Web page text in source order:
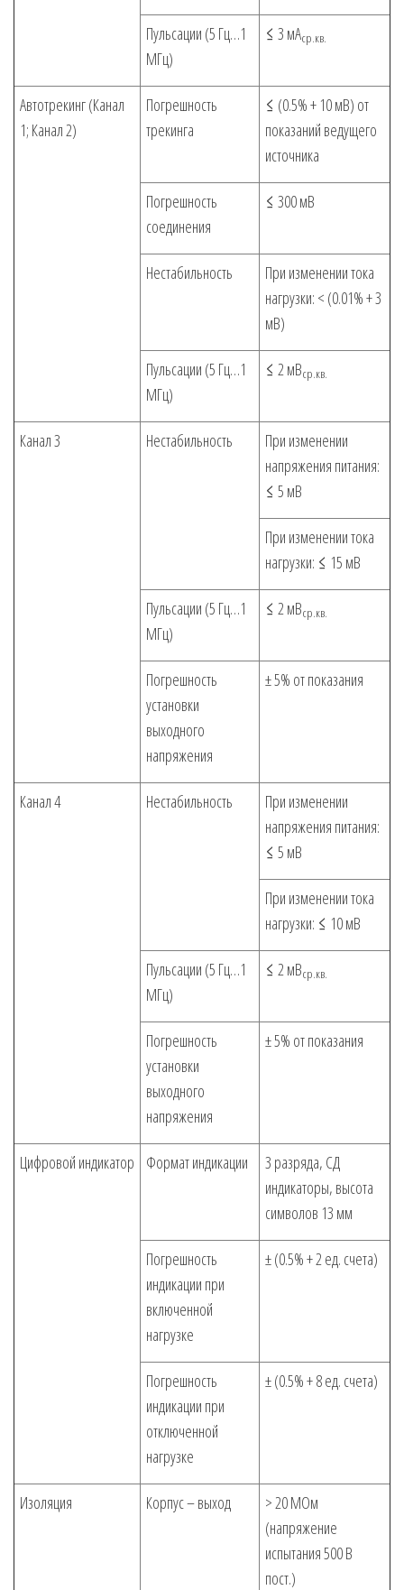
Пульсации (5 Гц…1
МГц)
≤ 3 мАср.кв.
Автотрекинг (Канал
1; Канал 2)
Погрешность
трекинга
≤ (0.5% + 10 мВ) от
показаний ведущего
источника
Погрешность
соединения
≤ 300 мВ
Нестабильность
При изменении тока
нагрузки: < (0.01% + 3
мВ)
Пульсации (5 Гц…1
МГц)
≤ 2 мВср.кв.
Канал 3 Нестабильность
При изменении
напряжения питания:
≤ 5 мВ
При изменении тока
нагрузки: ≤ 15 мВ
Пульсации (5 Гц…1
МГц)
≤ 2 мВср.кв.
Погрешность
установки
выходного
напряжения
± 5% от показания
Канал 4 Нестабильность
При изменении
напряжения питания:
≤ 5 мВ
При изменении тока
нагрузки: ≤ 10 мВ
Пульсации (5 Гц…1
МГц)
≤ 2 мВср.кв.
Погрешность
установки
выходного
напряжения
± 5% от показания
Цифровой индикатор Формат индикации
3 разряда, СД
индикаторы, высота
символов 13 мм
Погрешность
индикации при
включенной
нагрузке
± (0.5% + 2 ед. счета)
Погрешность
индикации при
отключенной
нагрузке
± (0.5% + 8 ед. счета)
Изоляция Корпус – выход
> 20 МОм
(напряжение
испытания 500 В
пост.)